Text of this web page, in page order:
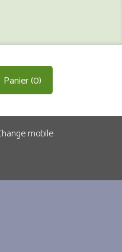
Panier(0)
mobile